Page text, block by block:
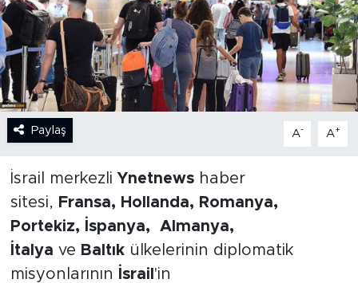
Paylaş A- A+
İsrail merkezliYnetnewshaber
sitesi, Fransa, Hollanda, Romanya,
Portekiz, İspanya, Almanya,
İtalya ve Baltıkülkelerinin diplomatik
misyonlarının
İsrail 'in
NOSTALJİ
KULİS
YAZARLAR
EKONOMİ
SPOR